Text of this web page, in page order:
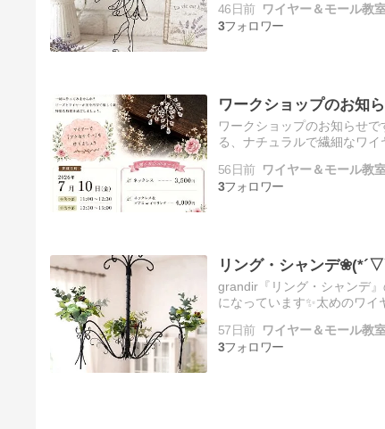
46日前 ワイヤー＆モール教
3
ワークショップのお知
ワークショップのお知らせ
る、ナチュラルで繊細なワ
56日前 ワイヤー＆モール教
3
リング・シャンデ
grandir『リング・シャンデ
になっています✨️太めのワイ
57日前 ワイヤー＆モール教
3